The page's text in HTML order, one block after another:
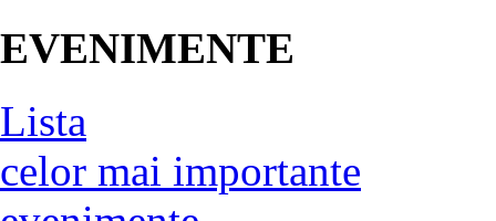
EVENIMENTE
Lista
celor mai importante